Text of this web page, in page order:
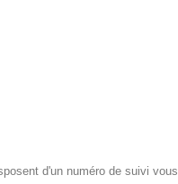
d'un numéro de suivi vous